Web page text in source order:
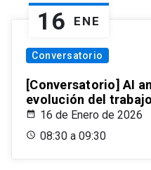
16 ENE
Conversatorio
[Conversatorio] AI
evolución del
16 de Enero de 2026
08:30 a 09:30